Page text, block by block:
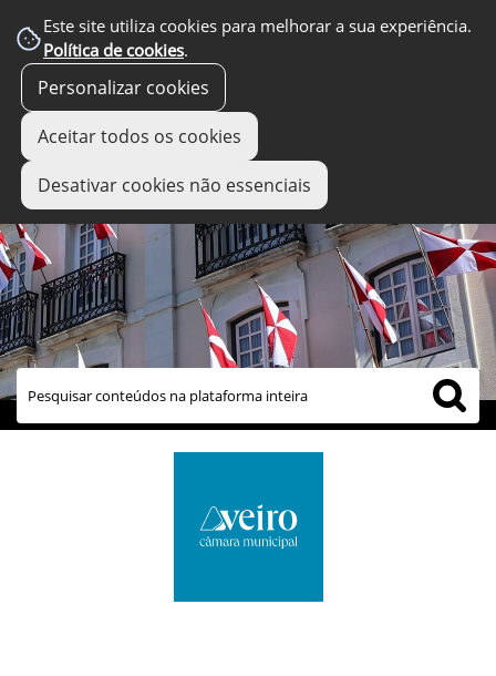
Este site utiliza cookies para melhorar a sua experiência.
Política de cookies.
Personalizar cookies
Aceitar todos os cookies
Desativar cookies não essenciais
links úteis